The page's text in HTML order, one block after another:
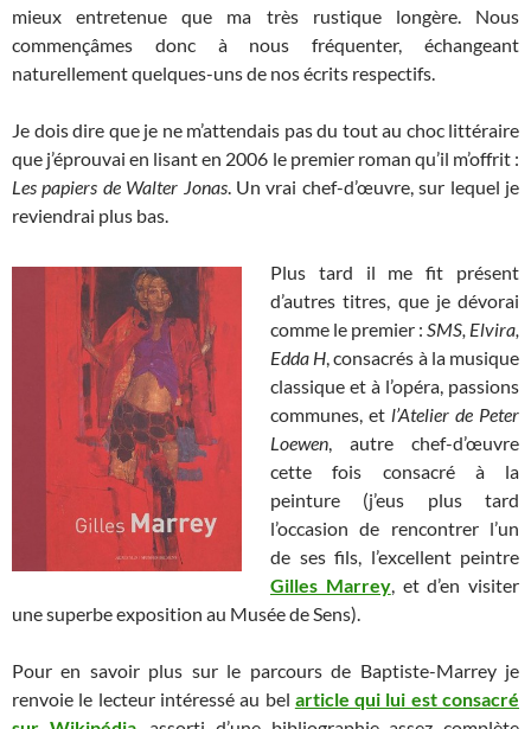
mieux entretenue que ma très rustique longère. Nous
commençâmes donc à nous fréquenter, échangeant
naturellement quelques-uns de nos écrits respectifs.
Je dois dire que je ne m’attendais pas du tout au choc littéraire
que j’éprouvai en lisant en 2006 le premier roman qu’il m’offrit :
Les papiers de Walter Jonas. Un vrai chef-d’œuvre, sur lequel je
reviendrai plus bas.
Plus tard il me fit présent
d’autres titres, que je dévorai
comme le premier : SMS, Elvira,
Edda H, consacrés à la musique
classique et à l’opéra, passions
communes, et l’Atelier de Peter
Loewen, autre chef-d’œuvre
cette fois consacré à la
peinture (j’eus plus tard
l’occasion de rencontrer l’un
de ses fils, l’excellent peintre
Gilles Marrey, et d’en visiter
une superbe exposition au Musée de Sens).
Pour en savoir plus sur le parcours de Baptiste-Marrey je
renvoie le lecteur intéressé au bel article qui lui est consacré